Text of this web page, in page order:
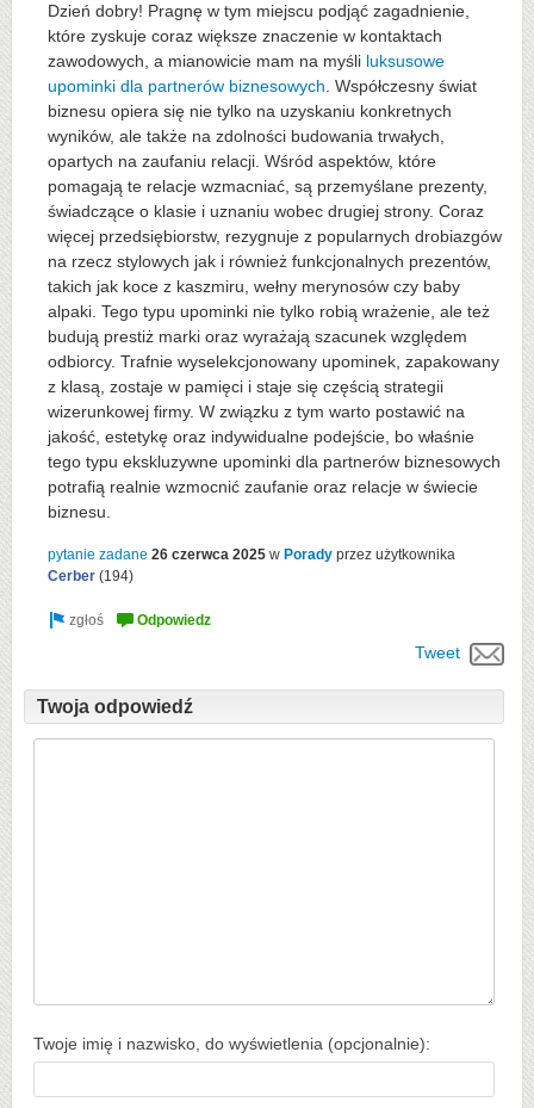
Dzień dobry! Pragnę w tym miejscu podjąć zagadnienie,
które zyskuje coraz większe znaczenie w kontaktach
zawodowych, a mianowicie mam na myśli luksusowe
upominki dla partnerów biznesowych . Współczesny świat
biznesu opiera się nie tylko na uzyskaniu konkretnych
wyników, ale także na zdolności budowania trwałych,
opartych na zaufaniu relacji. Wśród aspektów, które
pomagają te relacje wzmacniać, są przemyślane prezenty,
świadczące o klasie i uznaniu wobec drugiej strony. Coraz
więcej przedsiębiorstw, rezygnuje z popularnych drobiazgów
na rzecz stylowych jak i również funkcjonalnych prezentów,
takich jak koce z kaszmiru, wełny merynosów czy baby
alpaki. Tego typu upominki nie tylko robią wrażenie, ale też
budują prestiż marki oraz wyrażają szacunek względem
odbiorcy. Trafnie wyselekcjonowany upominek, zapakowany
z klasą, zostaje w pamięci i staje się częścią strategii
wizerunkowej firmy. W związku z tym warto postawić na
jakość, estetykę oraz indywidualne podejście, bo właśnie
tego typu ekskluzywne upominki dla partnerów biznesowych
potrafią realnie wzmocnić zaufanie oraz relacje w świecie
biznesu.
pytanie zadane 26 czerwca 2025 w Porady przez użytkownika
Cerber (194)
Tweet
Twoja odpowiedź
Twoje imię i nazwisko, do wyświetlenia (opcjonalnie):